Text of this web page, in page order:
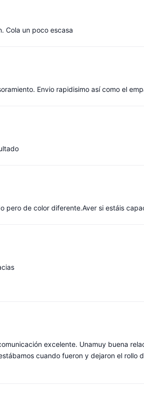
Cola un poco escasa
Envio rapidisimo así como el
pero de color diferente.Aver si estáis
excelente. Unamuy buena
cuando fueron y dejaron el rollo